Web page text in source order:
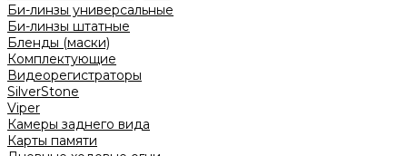
Би-линзы универсальные
Би-линзы штатные
Бленды (маски)
Комплектующие
Видеорегистраторы
SilverStone
Viper
Камеры заднего вида
Карты памяти